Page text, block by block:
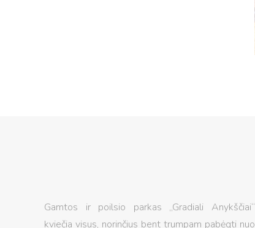
Gamtos ir poilsio parkas „Gradiali Anykščiai“
kviečia visus, norinčius bent trumpam pabėgti nuo